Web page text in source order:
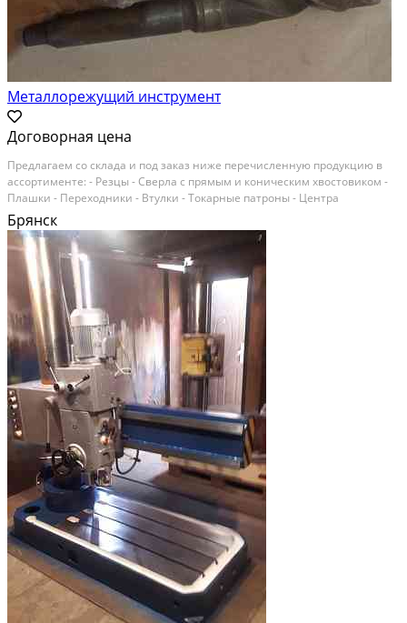
Металлорежущий инструмент
Договорная цена
Предлагаем со склада и под заказ ниже перечисленную продукцию в
ассортименте: - Резцы - Сверла с прямым и коническим хвостовиком -
Плашки - Переходники - Втулки - Токарные патроны - Центра
вращающиеся - Резцедержатели - Нутромеры - Метчики - Фрезы -
Головки расточные - Делительные головки и...
Брянск